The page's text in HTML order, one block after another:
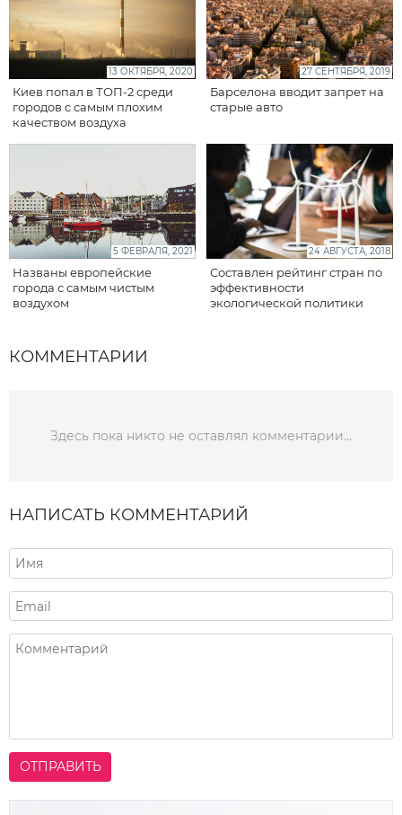
13 ОКТЯБРЯ, 2020
Киев попал в ТОП-2 среди
городов с самым плохим
качеством воздуха
27 СЕНТЯБРЯ, 2019
Барселона вводит запрет на
старые авто
5 ФЕВРАЛЯ, 2021
Названы европейские
города с самым чистым
воздухом
24 АВГУСТА, 2018
Составлен рейтинг стран по
эффективности
экологической политики
КОММЕНТАРИИ
Здесь пока никто не оставлял комментарии...
НАПИСАТЬ КОММЕНТАРИЙ
ОТПРАВИТЬ